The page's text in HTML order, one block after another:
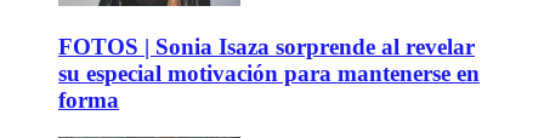
FOTOS | Sonia Isaza sorprende al revelar
su especial motivación para mantenerse en
forma